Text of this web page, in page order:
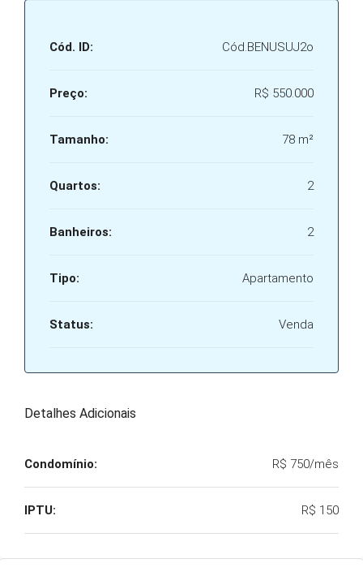
Cód. ID: Cód.BENUSUJ2o
Preço: R$ 550.000
Tamanho: 78 m²
Quartos: 2
Banheiros: 2
Tipo: Apartamento
Status: Venda
Detalhes Adicionais
Condomínio: R$ 750/mês
IPTU: R$ 150